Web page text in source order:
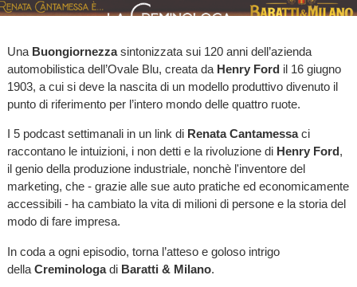
Una Buongiornezzasintonizzata sui 120 anni dell’azienda
automobilistica dell’Ovale Blu, creata da Henry Fordil 16 giugno
1903, a cui si deve la nascita di un modello produttivo divenuto il
punto di riferimento per l’intero mondo delle quattro ruote.
I 5 podcast settimanali in un link di Renata Cantamessaci
raccontano le intuizioni, i non detti e la rivoluzione di Henry Ford,
il genio della produzione industriale, nonchè l'inventore del
marketing, che - grazie alle sue auto pratiche ed economicamente
accessibili - ha cambiato la vita di milioni di persone e la storia del
modo di fare impresa.
In coda a ogni episodio, torna l’atteso e goloso intrigo
della Creminologadi Baratti & Milano.